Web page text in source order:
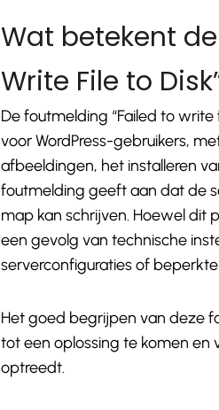
Wat betekent
Write File to
De foutmelding “Failed to
voor WordPress-gebruikers,
afbeeldingen, het installeren
foutmelding geeft aan dat de
map kan schrijven. Hoewel dit
een gevolg van technische
serverconfiguraties of
Het goed begrijpen van deze
tot een oplossing te komen
optreedt.